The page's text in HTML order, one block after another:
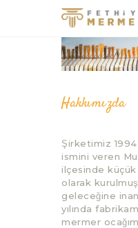
FABRIKA
KATALOG
İLETIŞIM
Hakkımızda
Şirketimiz 1994
ismini veren
ilçesinde
olarak
geleceğine
yılında
mermer